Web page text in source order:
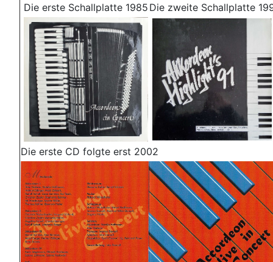
Die erste Schallplatte 1985 Die zweite Schallplatte
Die erste CD folgte erst 2002